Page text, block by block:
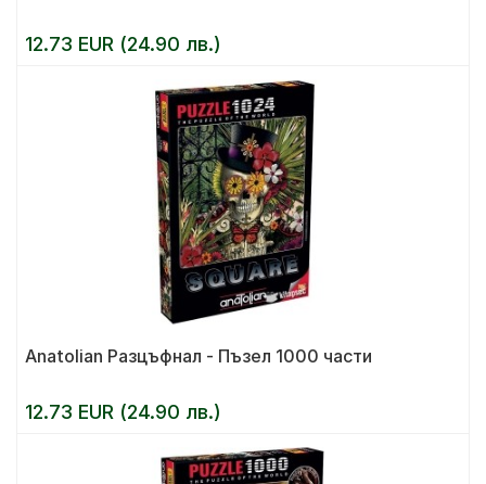
12.73 EUR (24.90 лв.)
Anatolian Разцъфнал - Пъзел 1000 части
12.73 EUR (24.90 лв.)